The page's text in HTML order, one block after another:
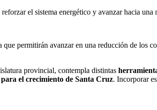
el sistema energético y avanzar hacia
permitirán avanzar en una reducción de los
provincial, contempla distintas
el crecimiento de Santa Cruz. Incorporar